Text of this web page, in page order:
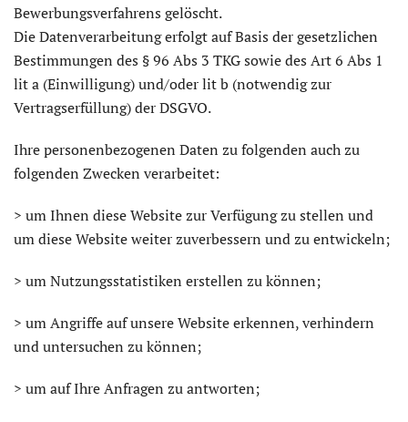
Bewerbungsverfahrens gelöscht.
Die Datenverarbeitung erfolgt auf Basis der gesetzlichen
Bestimmungen des § 96 Abs 3 TKG sowie des Art 6 Abs 1
lit a (Einwilligung) und/oder lit b (notwendig zur
Vertragserfüllung) der DSGVO.
Ihre personenbezogenen Daten zu folgenden auch zu
folgenden Zwecken verarbeitet:
> um Ihnen diese Website zur Verfügung zu stellen und
um diese Website weiter zuverbessern und zu entwickeln;
> um Nutzungsstatistiken erstellen zu können;
> um Angriffe auf unsere Website erkennen, verhindern
und untersuchen zu können;
> um auf Ihre Anfragen zu antworten;